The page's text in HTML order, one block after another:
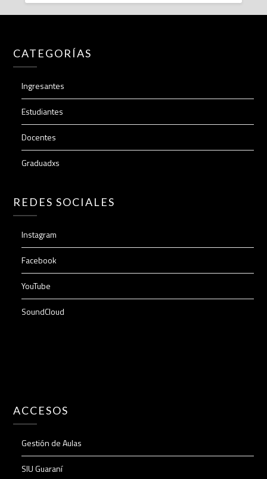
CATEGORÍAS
Ingresantes
Estudiantes
Docentes
Graduadxs
REDES SOCIALES
Instagram
Facebook
YouTube
SoundCloud
ACCESOS
Gestión de Aulas
SIU Guaraní